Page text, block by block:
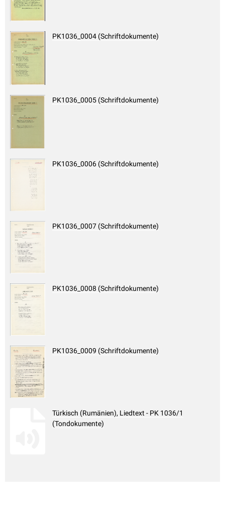
PK1036_0004 (Schriftdokumente)
PK1036_0005 (Schriftdokumente)
PK1036_0006 (Schriftdokumente)
PK1036_0007 (Schriftdokumente)
PK1036_0008 (Schriftdokumente)
PK1036_0009 (Schriftdokumente)
Türkisch (Rumänien), Liedtext - PK 1036/1
(Tondokumente)